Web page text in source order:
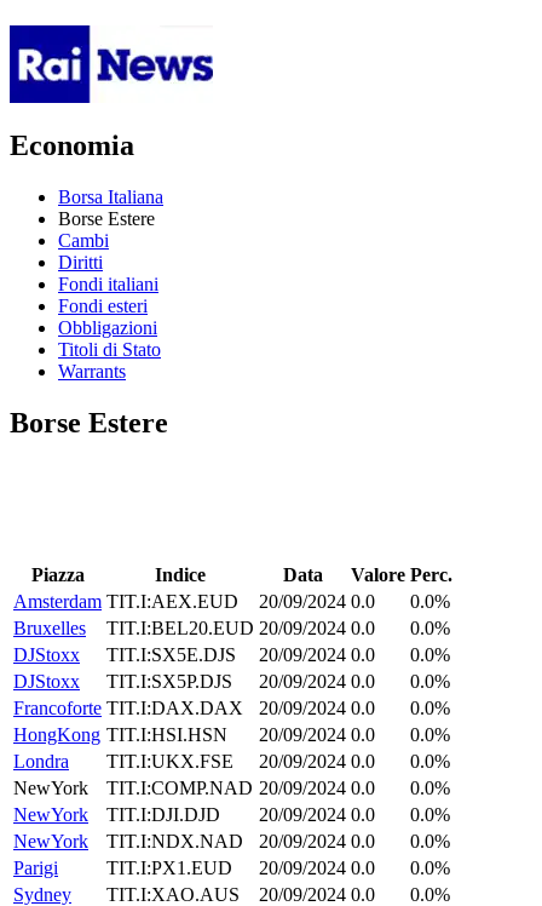
Economia
Borsa Italiana
Borse Estere
Cambi
Diritti
Fondi italiani
Fondi esteri
Obbligazioni
Titoli di Stato
Warrants
Borse Estere
Piazza Indice Data Valore Perc.
Amsterdam TIT.I:AEX.EUD 20/09/2024 0.0
0.0%
Bruxelles
TIT.I:BEL20.EUD 20/09/2024 0.0
0.0%
DJStoxx
TIT.I:SX5E.DJS 20/09/2024 0.0
0.0%
DJStoxx
TIT.I:SX5P.DJS 20/09/2024 0.0
0.0%
Francoforte TIT.I:DAX.DAX 20/09/2024 0.0
0.0%
HongKong TIT.I:HSI.HSN 20/09/2024 0.0
0.0%
Londra
TIT.I:UKX.FSE 20/09/2024 0.0
0.0%
NewYork
TIT.I:COMP.NAD 20/09/2024 0.0
0.0%
NewYork
TIT.I:DJI.DJD 20/09/2024 0.0
0.0%
NewYork
TIT.I:NDX.NAD 20/09/2024 0.0
0.0%
Parigi
TIT.I:PX1.EUD 20/09/2024 0.0
0.0%
Sydney
TIT.I:XAO.AUS 20/09/2024 0.0
0.0%